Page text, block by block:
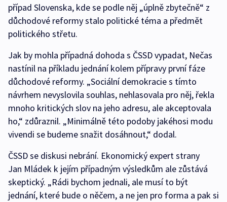
případ Slovenska, kde se podle něj „úplně zbytečně“ z
důchodové reformy stalo politické téma a předmět
politického střetu.
Jak by mohla případná dohoda s ČSSD vypadat, Nečas
nastínil na příkladu jednání kolem přípravy první fáze
důchodové reformy. „Sociální demokracie s tímto
návrhem nevyslovila souhlas, nehlasovala pro něj, řekla
mnoho kritických slov na jeho adresu, ale akceptovala
ho,“ zdůraznil. „Minimálně této podoby jakéhosi modu
vivendi se budeme snažit dosáhnout,“ dodal.
ČSSD se diskusi nebrání. Ekonomický expert strany
Jan Mládek k jejím případným výsledkům ale zůstává
skeptický. „Rádi bychom jednali, ale musí to být
jednání, které bude o něčem, a ne jen pro forma a pak si